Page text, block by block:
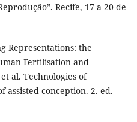
Recife, 17 a 20 de
Representations: the
Fertilisation and
al. Technologies of
assisted conception. 2. ed.